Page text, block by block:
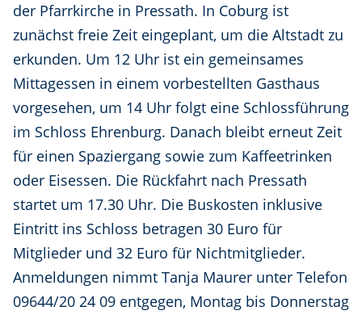
der Pfarrkirche in Pressath. In Coburg ist
zunächst freie Zeit eingeplant, um die Altstadt zu
erkunden. Um 12 Uhr ist ein gemeinsames
Mittagessen in einem vorbestellten Gasthaus
vorgesehen, um 14 Uhr folgt eine Schlossführung
im Schloss Ehrenburg. Danach bleibt erneut Zeit
für einen Spaziergang sowie zum Kaffeetrinken
oder Eisessen. Die Rückfahrt nach Pressath
startet um 17.30 Uhr. Die Buskosten inklusive
Eintritt ins Schloss betragen 30 Euro für
Mitglieder und 32 Euro für Nichtmitglieder.
Anmeldungen nimmt Tanja Maurer unter Telefon
09644/20 24 09 entgegen, Montag bis Donnerstag